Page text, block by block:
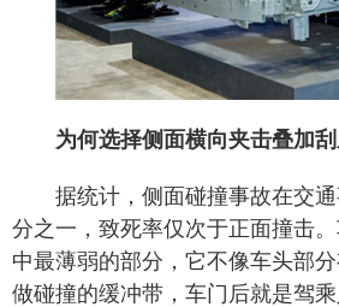
为何选择侧面横向夹击叠加刮
据统计，侧面碰撞事故在交
分之一，致死率仅次于正面撞击
中最薄弱的部分，它不像车头部
做碰撞的缓冲带，车门后就是驾